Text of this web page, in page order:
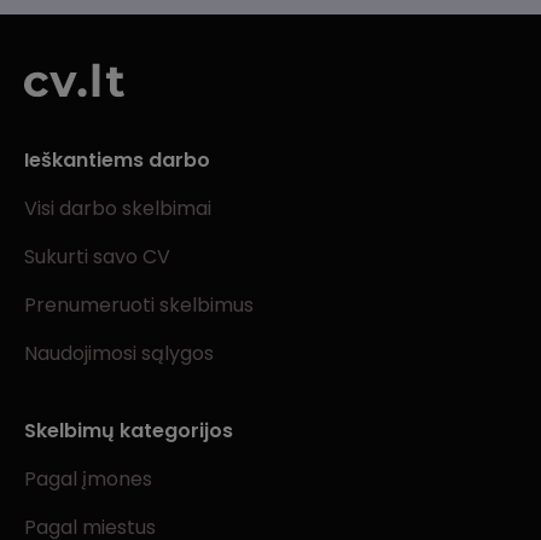
Ieškantiems darbo
Visi darbo skelbimai
Sukurti savo CV
Prenumeruoti skelbimus
Naudojimosi sąlygos
Skelbimų kategorijos
Pagal įmones
Pagal miestus